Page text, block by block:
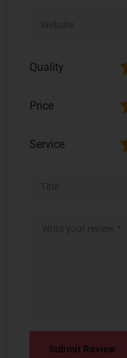
Quality
Price
Service